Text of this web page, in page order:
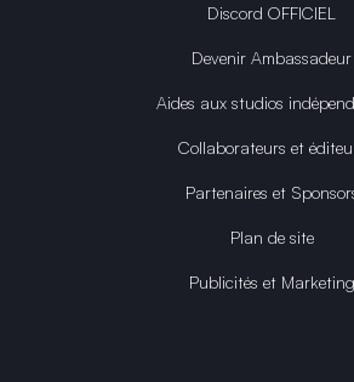
Discord OFFICIEL
Devenir Ambassadeur
Aides aux studios
Collaborateurs et
Partenaires et
Plan de site
Publicités et Marketing